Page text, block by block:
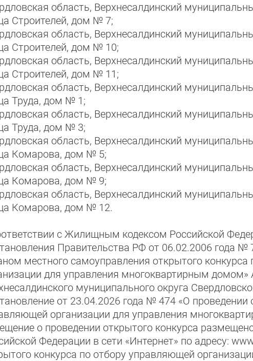
область, Верхнесалдинский
Строителей, дом № 7;
область, Верхнесалдинский
Строителей, дом № 10;
область, Верхнесалдинский
Строителей, дом № 11;
область, Верхнесалдинский
Труда, дом № 1;
область, Верхнесалдинский
Труда, дом № 3;
область, Верхнесалдинский
Комарова, дом № 5;
область, Верхнесалдинский
Комарова, дом № 9;
область, Верхнесалдинский
Комарова, дом № 12.
с Жилищным кодексом Российской
Правительства РФ от 06.02.2006 года №
местного самоуправления открытого
для управления многоквартирным домом»
муниципального округа
от 23.04.2026 года № 474 «О проведении
организации для управления
о проведении открытого конкурса
Федерации в сети «Интернет» по адресу:
конкурса по отбору управляющей